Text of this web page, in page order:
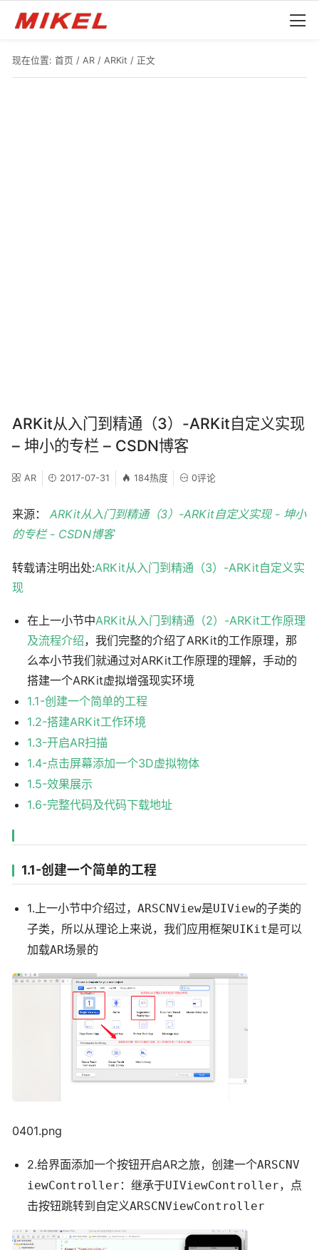
现在位置: 首页 / AR / ARKit / 正文
ARKit从入门到精通（3）-ARKit自定义实现
– 坤小的专栏 – CSDN博客
AR 2017-07-31 184热度 0评论
来源： ARKit从入门到精通（3）-ARKit自定义实现 - 坤小
的专栏 - CSDN博客
转载请注明出处:ARKit从入门到精通（3）-ARKit自定义实
现
在上一小节中ARKit从入门到精通（2）-ARKit工作原理
及流程介绍，我们完整的介绍了ARKit的工作原理，那
么本小节我们就通过对ARKit工作原理的理解，手动的
搭建一个ARKit虚拟增强现实环境
1.1-创建一个简单的工程
1.2-搭建ARKit工作环境
1.3-开启AR扫描
1.4-点击屏幕添加一个3D虚拟物体
1.5-效果展示
1.6-完整代码及代码下载地址
1.1-创建一个简单的工程
1.上一小节中介绍过，ARSCNView是UIView的子类的
子类，所以从理论上来说，我们应用框架UIKit是可以
加载AR场景的
0401.png
2.给界面添加一个按钮开启AR之旅，创建一个ARSCNV
iewController：继承于UIViewController，点
击按钮跳转到自定义ARSCNViewController